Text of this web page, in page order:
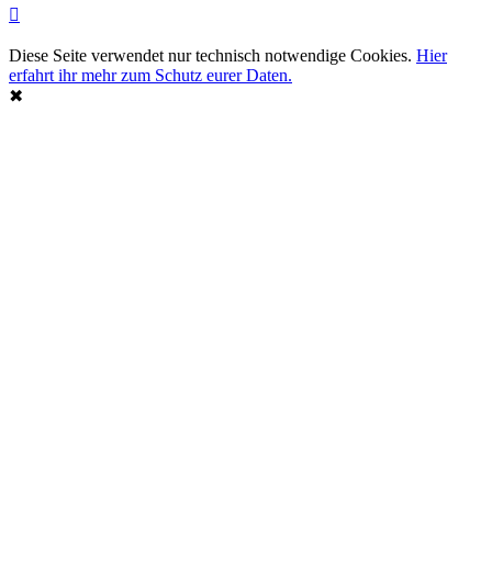
Diese Seite verwendet nur technisch notwendige Cookies. Hier
erfahrt ihr mehr zum Schutz eurer Daten.
✖